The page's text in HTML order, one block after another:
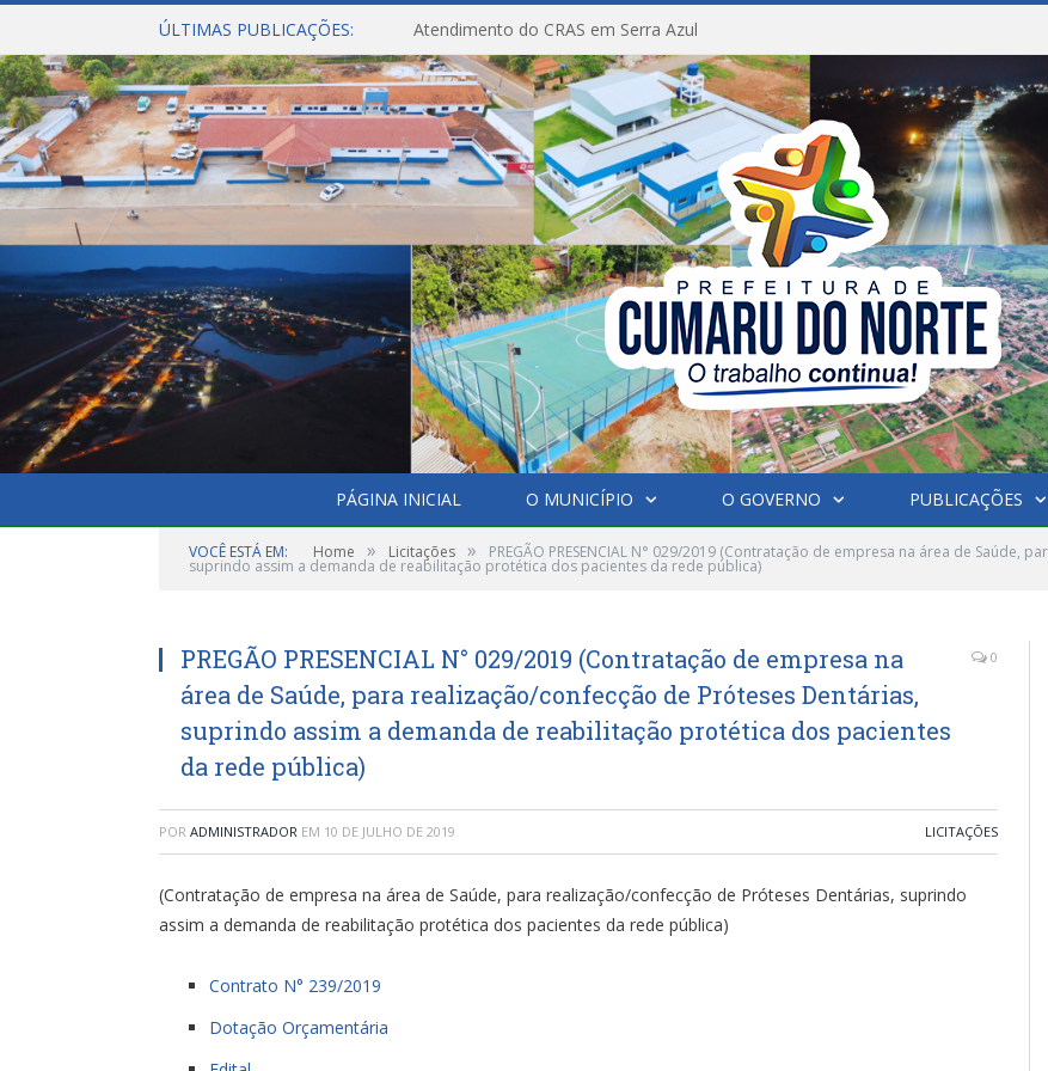
ÚLTIMAS PUBLICAÇÕES: Atendimento do CRAS em Serra Azul
PÁGINA INICIAL O MUNICÍPIO O GOVERNO PUBLICAÇÕES
VOCÊ ESTÁ EM: Home » Licitações » PREGÃO PRESENCIAL N° 029/2019 (Contratação de empresa na área de Saúde,
suprindo assim a demanda de reabilitação protética dos pacientes da rede pública)
PREGÃO PRESENCIAL N° 029/2019 (Contratação de empresa na
área de Saúde, para realização/confecção de Próteses Dentárias,
suprindo assim a demanda de reabilitação protética dos pacientes
da rede pública)
0
POR ADMINISTRADOR EM 10 DE JULHO DE 2019 LICITAÇÕES
(Contratação de empresa na área de Saúde, para realização/confecção de Próteses Dentárias, suprindo
assim a demanda de reabilitação protética dos pacientes da rede pública)
Contrato N° 239/2019
Dotação Orçamentária